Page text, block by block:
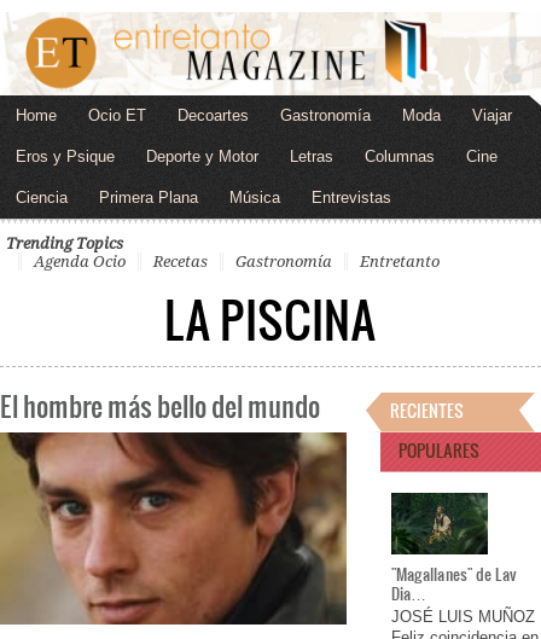
Home Ocio ET Decoartes Gastronomía Moda Viajar
Eros y Psique Deporte y Motor Letras Columnas Cine
Ciencia Primera Plana Música Entrevistas
Trending Topics
Agenda Ocio
Recetas Gastronomía Entretanto
LA PISCINA
El hombre más bello del mundo
RECIENTES
POPULARES
"Magallanes" de Lav
Dia…
JOSÉ LUIS MUÑOZ